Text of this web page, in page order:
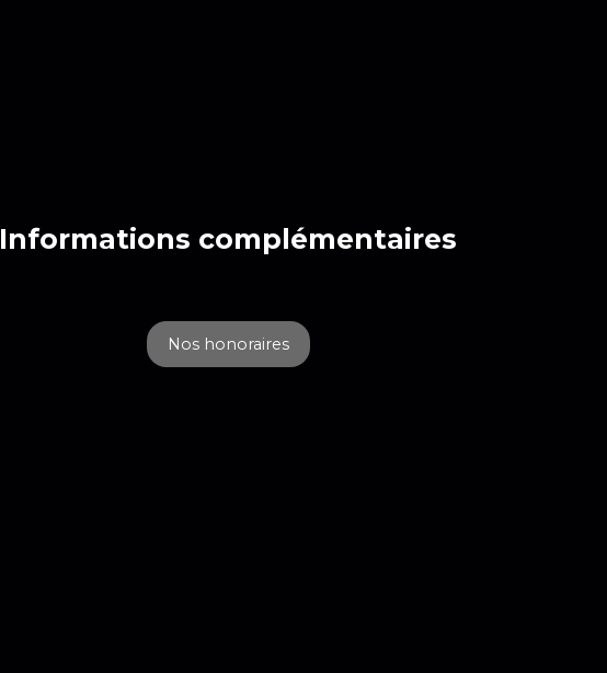
Informations complémentaires
Nos honoraires